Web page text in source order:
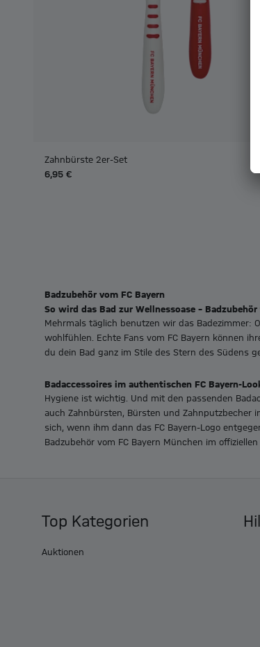
Zahnbürste 2er-Set
6,95 €
Badzubehör vom FC Bayern
So wird das Bad zur Wellnessoase – Badzubehör
Mehrmals täglich benutzen wir das Badezimmer:
wohlfühlen. Echte Fans vom FC Bayern können
du dein Bad ganz im Stile des Stern des Südens
Badaccessoires im authentischen FC Bayern-
Hygiene ist wichtig. Und mit den passenden
auch Zahnbürsten, Bürsten und Zahnputzbecher
sich, wenn ihm dann das FC Bayern-Logo
Badzubehör vom FC Bayern München im
Top Kategorien
Auktionen